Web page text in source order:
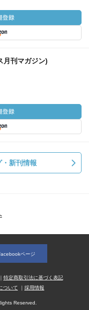
月刊マガジン)
新刊情報
ページ
特定商取引法に基づく表記
ついて 採用情報
Reserved.